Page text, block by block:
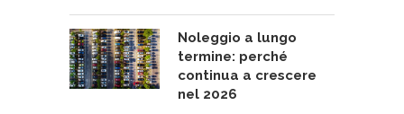
Noleggio a lungo
termine: perché
continua a crescere
nel 2026